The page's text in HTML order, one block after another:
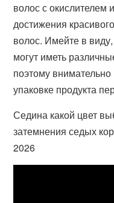
волос с окислителем
достижения
волос. Имейте в
могут иметь
поэтому внимательно
упаковке продукта
Седина какой цвет
затемнения седых
2026